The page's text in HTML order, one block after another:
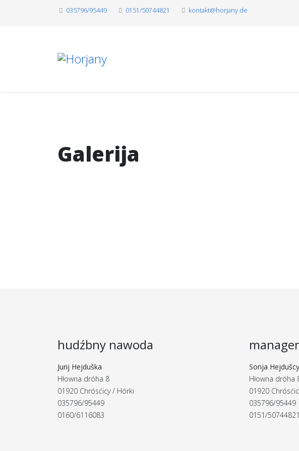
035796/95449 0151/50744821 kontakt@horjany.de
Galerija
hudźbny nawoda
Jurij Hejduška
Hłowna dróha 8
01920 Chrósćicy / Hórki
035796/95449
0160/6116083
Sonja
Hłowna dróha
01920
035796/95449
0151/50744821